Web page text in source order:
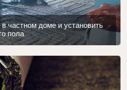
частном доме и установить
пола